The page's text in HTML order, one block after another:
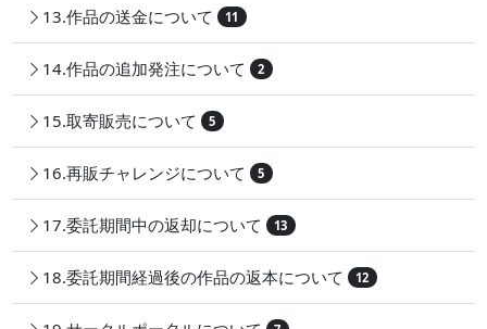
13.作品の送金について 11
14.作品の追加発注について 2
15.取寄販売について 5
16.再販チャレンジについて 5
17.委託期間中の返却について 13
18.委託期間経過後の作品の返本について 12